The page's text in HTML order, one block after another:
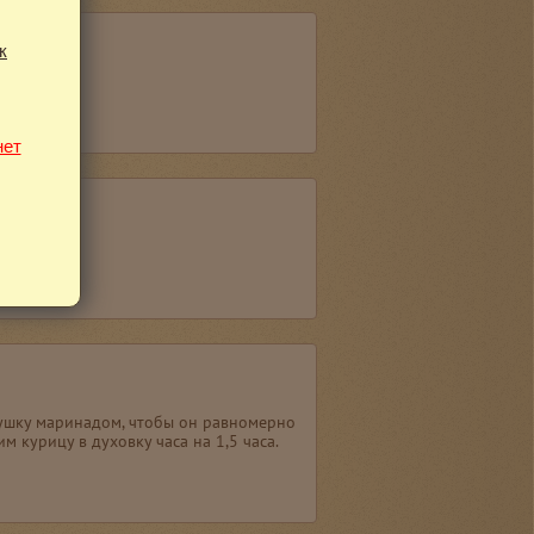
маринадом, чтобы он равномерно
курицу в духовку часа на 1,5 часа.